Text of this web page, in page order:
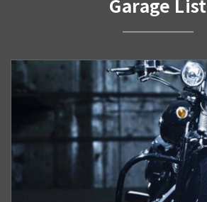
Garage List